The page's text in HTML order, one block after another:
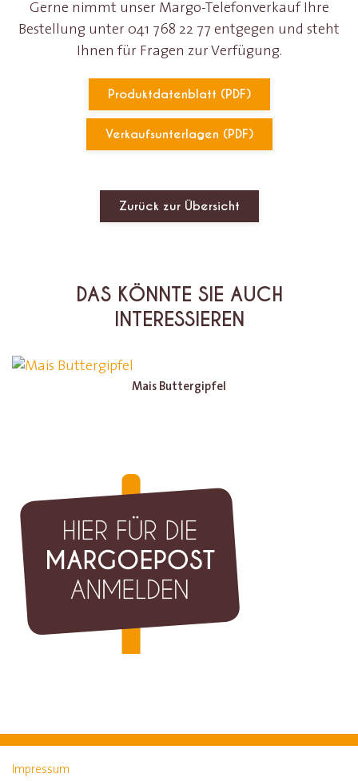
Gerne nimmt unser Margo-Telefonverkauf Ihre
Bestellung unter 041 768 22 77 entgegen und steht
Ihnen für Fragen zur Verfügung.
Produktdatenblatt (PDF)
Verkaufsunterlagen (PDF)
Zurück zur Übersicht
DAS KÖNNTE SIE AUCH
INTERESSIEREN
Mais Buttergipfel
Impressum